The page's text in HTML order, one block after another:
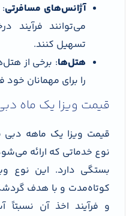
آژانس‌های مسافرتی
می‌توانند فرآیند
تسهیل کنند.
هتل‌ها: برخی از
را برای مهمانان
قیمت ویزا یک ماه
قیمت ویزا یک ماهه دبی
نوع خدماتی که ارائه
بستگی دارد. این نوع
کوتاه‌مدت و با هدف
و فرآیند اخذ آن